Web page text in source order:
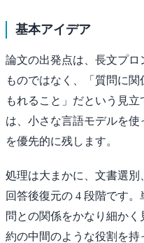
基本アイデア
論文の出発点は、長文プ
ものではなく、「質問に
もれること」だという見
は、小さな言語モデルを
を優先的に残します。
処理は大まかに、文書選別
回答後復元の 4 段階です
問との関係をかなり細か
約の中間のような役割を持